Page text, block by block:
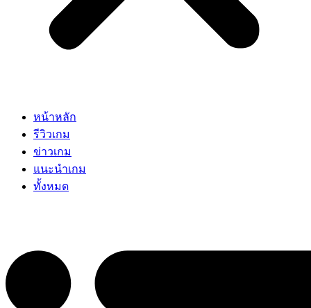
หน้าหลัก
รีวิวเกม
ข่าวเกม
แนะนำเกม
ทั้งหมด